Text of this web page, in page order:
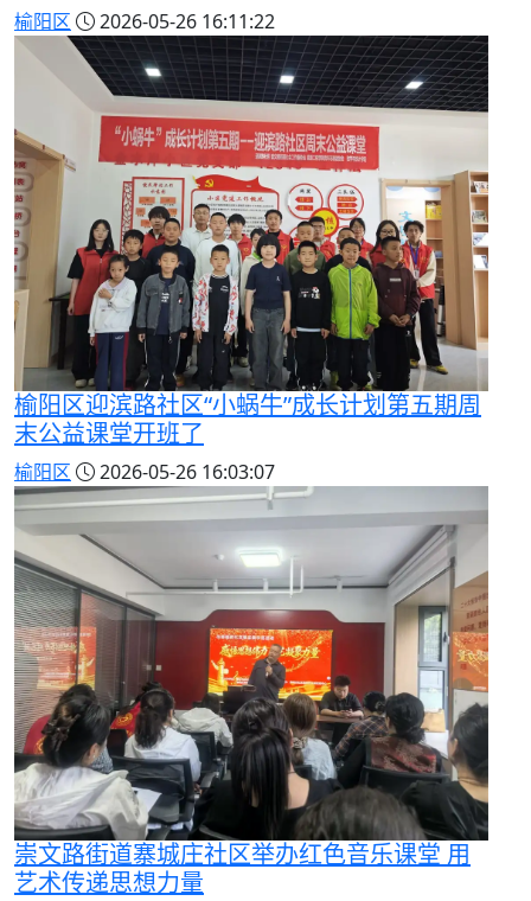
榆阳区 2026-05-26 16:11:22
榆阳区迎滨路社区“小蜗牛”成长计划第五期周
末公益课堂开班了
榆阳区 2026-05-26 16:03:07
崇文路街道寨城庄社区举办红色音乐课堂 用
艺术传递思想力量